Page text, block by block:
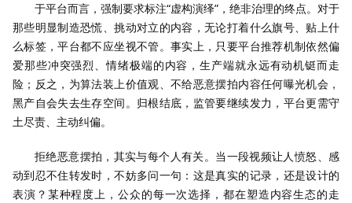
于平台而言，强制要求标注“虚构演绎”，绝非治理的终点。对于
那些明显制造恐慌、挑动对立的内容，无论打着什么旗号、贴上什
么标签，平台都不应坐视不管。事实上，只要平台推荐机制依然偏
爱那些冲突强烈、情绪极端的内容，生产端就永远有动机铤而走
险；反之，为算法装上价值观、不给恶意摆拍内容任何曝光机会，
黑产自会失去生存空间。归根结底，监管要继续发力，平台更需守
土尽责、主动纠偏。
拒绝恶意摆拍，其实与每个人有关。当一段视频让人愤怒、感
动到忍不住转发时，不妨多问一句：这是真实的记录，还是设计的
表演？某种程度上，公众的每一次选择，都在塑造内容生态的走